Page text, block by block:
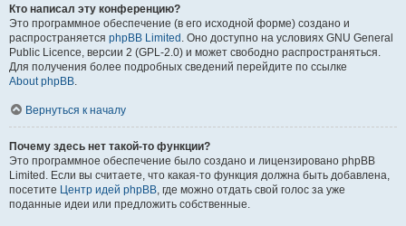
Кто написал эту конференцию?
Это программное обеспечение (в его исходной форме) создано и
распространяется phpBB Limited . Оно доступно на условиях GNU General
Public Licence, версии 2 (GPL-2.0) и может свободно распространяться.
Для получения более подробных сведений перейдите по ссылке
About phpBB.
Вернуться к началу
Почему здесь нет такой-то функции?
Это программное обеспечение было создано и лицензировано phpBB
Limited. Если вы считаете, что какая-то функция должна быть добавлена,
посетите Центр идей phpBB, где можно отдать свой голос за уже
поданные идеи или предложить собственные.